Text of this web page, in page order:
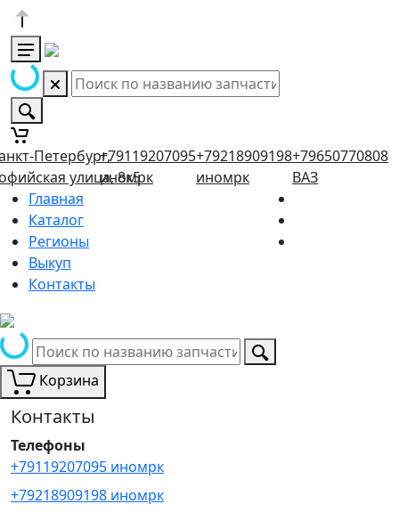
Петербург,
улица, 8к5
+79119207095
иномрк
+79218909198
иномрк
+79650770808
ВАЗ
Главная
Каталог
Регионы
Выкуп
Контакты
Корзина
Контакты
Телефоны
+79119207095 иномрк
+79218909198 иномрк